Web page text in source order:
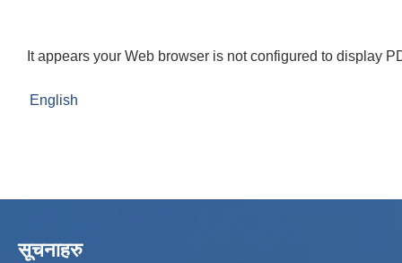
It appears your Web browser is not configured to display
English
सूचनाहरु